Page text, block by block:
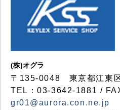
(株)オグラ
〒135-0048 東京都江東
TEL：03-3642-1881 /
gr01@aurora.con.ne.jp